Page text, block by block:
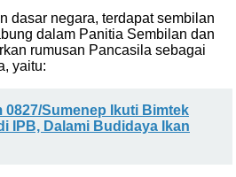
dasar negara, terdapat sembilan
dalam Panitia Sembilan dan
rumusan Pancasila sebagai
yaitu:
0827/Sumenep Ikuti Bimtek
IPB, Dalami Budidaya Ikan